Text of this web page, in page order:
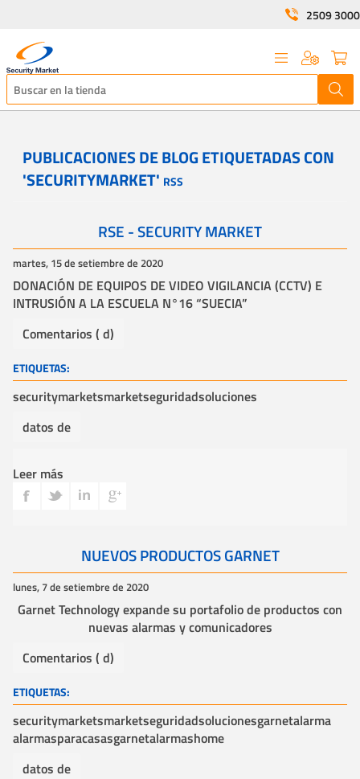
2509 3000
PUBLICACIONES DE BLOG ETIQUETADAS CON
'SECURITYMARKET' RSS
RSE - SECURITY MARKET
martes, 15 de setiembre de 2020
DONACIÓN DE EQUIPOS DE VIDEO VIGILANCIA (CCTV) E
INTRUSIÓN A LA ESCUELA N°16 “SUECIA”
Comentarios ( d)
ETIQUETAS:
securitymarketsmarketseguridadsoluciones
datos de
Leer más
NUEVOS PRODUCTOS GARNET
lunes, 7 de setiembre de 2020
Garnet Technology expande su portafolio de productos con
nuevas alarmas y comunicadores
Comentarios ( d)
ETIQUETAS:
securitymarketsmarketseguridadsolucionesgarnetalarma
alarmasparacasasgarnetalarmashome
datos de